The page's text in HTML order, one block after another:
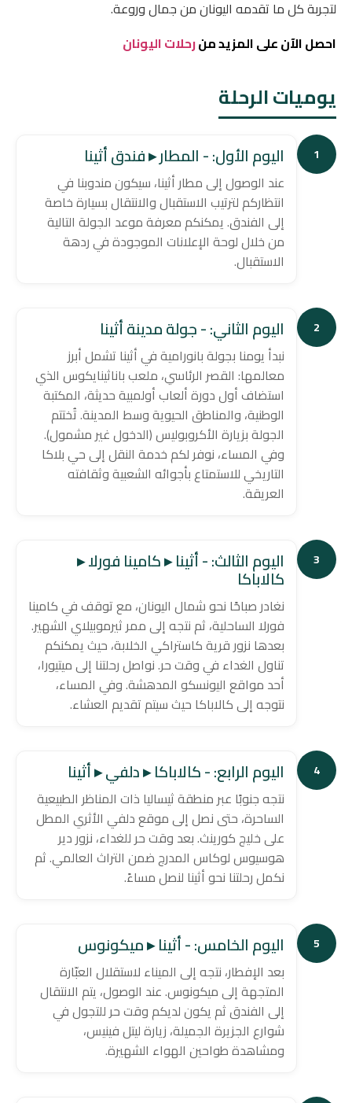
لتجربة كل ما تقدمه اليونان من جمال وروعة.
احصل الآن على المزيد منرحلات اليونان
يوميات الرحلة
1 اليوم الأول: - المطار ▸ فندق أثينا
عند الوصول إلى مطار أثينا، سيكون مندوبنا في
انتظاركم لترتيب الاستقبال والانتقال بسيارة خاصة
إلى الفندق. يمكنكم معرفة موعد الجولة التالية
من خلال لوحة الإعلانات الموجودة في ردهة
الاستقبال.
2 اليوم الثاني: - جولة مدينة أثينا
نبدأ يومنا بجولة بانورامية في أثينا تشمل أبرز
معالمها: القصر الرئاسي، ملعب باناثينايكوس الذي
استضاف أول دورة ألعاب أولمبية حديثة، المكتبة
الوطنية، والمناطق الحيوية وسط المدينة. تُختتم
الجولة بزيارة الأكروبوليس (الدخول غير مشمول).
وفي المساء، نوفر لكم خدمة النقل إلى حي بلاكا
التاريخي للاستمتاع بأجوائه الشعبية وثقافته
العريقة.
3 اليوم الثالث: - أثينا ▸ كامينا فورلا ▸
كالاباكا
نغادر صباحًا نحو شمال اليونان، مع توقف في كامينا
فورلا الساحلية، ثم نتجه إلى ممر ثيرموبيلاي الشهير.
بعدها نزور قرية كاستراكي الخلابة، حيث يمكنكم
تناول الغداء في وقت حر. نواصل رحلتنا إلى ميتيورا،
أحد مواقع اليونسكو المدهشة. وفي المساء،
نتوجه إلى كالاباكا حيث سيتم تقديم العشاء.
4 اليوم الرابع: - كالاباكا ▸ دلفي ▸ أثينا
نتجه جنوبًا عبر منطقة ثيساليا ذات المناظر الطبيعية
الساحرة، حتى نصل إلى موقع دلفي الأثري المطل
على خليج كورينث. بعد وقت حر للغداء، نزور دير
هوسيوس لوكاس المدرج ضمن التراث العالمي. ثم
نكمل رحلتنا نحو أثينا لنصل مساءً.
5 اليوم الخامس: - أثينا ▸ ميكونوس
بعد الإفطار، نتجه إلى الميناء لاستقلال العبّارة
المتجهة إلى ميكونوس. عند الوصول، يتم الانتقال
إلى الفندق ثم يكون لديكم وقت حر للتجول في
شوارع الجزيرة الجميلة، زيارة ليتل فينيس،
ومشاهدة طواحين الهواء الشهيرة.